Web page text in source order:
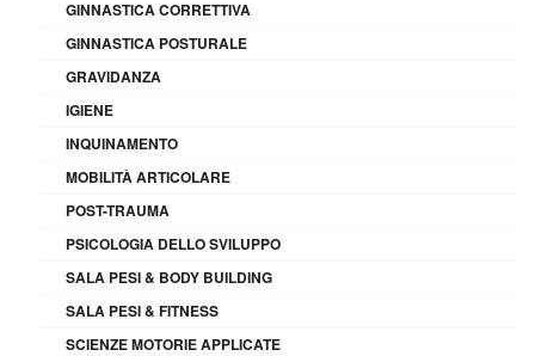
GINNASTICA CORRETTIVA
GINNASTICA POSTURALE
GRAVIDANZA
IGIENE
INQUINAMENTO
MOBILITÀ ARTICOLARE
POST-TRAUMA
PSICOLOGIA DELLO SVILUPPO
SALA PESI & BODY BUILDING
SALA PESI & FITNESS
SCIENZE MOTORIE APPLICATE